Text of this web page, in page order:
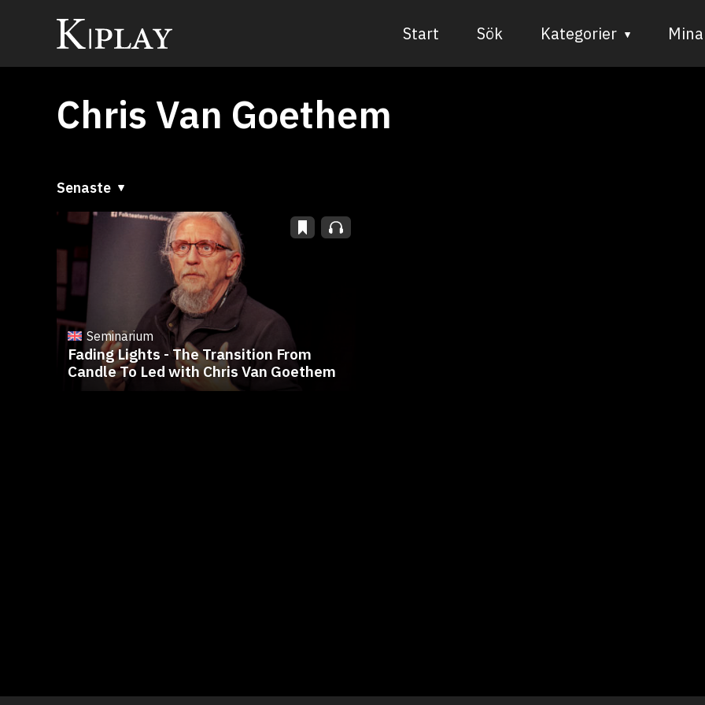
Start Sök Kategorier
Chris Van Goethem
Senaste
Senaste
A till Ö
Ö till A
Seminarium
Fading Lights - The Transition From
Candle To Led with Chris Van Goethem